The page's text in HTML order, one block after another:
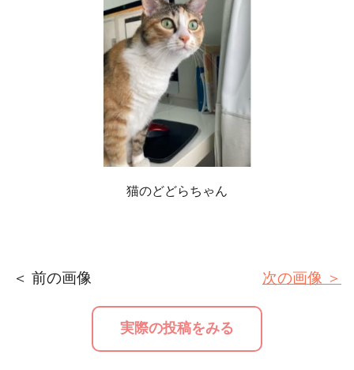
猫のどどらちゃん
＜ 前の画像
実際の投稿をみる
次の画像 ＞